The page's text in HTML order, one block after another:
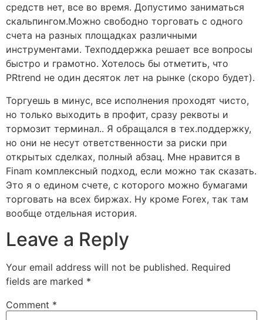
средств нет, все во время. Допустимо заниматься
скальпингом.Можно свободно торговать с одного
счета на разных площадках различными
инструментами. Техподдержка решает все вопросы
быстро и грамотно. Хотелось бы отметить, что
PRtrend не один десяток лет на рынке (скоро будет).
Торгуешь в минус, все исполнения проходят чисто,
но только выходить в профит, сразу реквоты и
тормозит терминал.. Я обращался в тех.поддержку,
но они не несут ответственности за риски при
открытых сделках, полный абзац. Мне нравится в
Finam комплексный подход, если можно так сказать.
Это я о едином счете, с которого можно бумагами
торговать на всех биржах. Ну кроме Forex, так там
вообще отдельная история.
Leave a Reply
Your email address will not be published. Required
fields are marked *
Comment *